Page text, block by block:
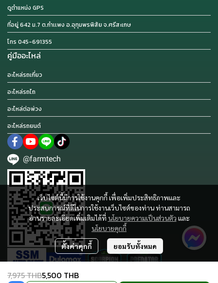
7,975 THB5,500 THB
เว็บไซต์นี้มีการใช้งานคุกกี้ เพื่อเพิ่มประสิทธิภาพและ
ประสบการณ์ที่ดีในการใช้งานเว็บไซต์ของท่าน ท่านสามารถ
อ่านรายละเอียดเพิ่มเติมได้ที่ นโยบายความเป็นส่วนตัว และ
นโยบายคุกกี้
ตั้งค่าคุกกี้ ยอมรับทั้งหมด
ดูตำแหน่ง GPS
ที่อยู่ 642 ม.7 ต.กำเเพง อ.อุทุมพรพิสัย จ.ศรีสะเกษ
โทร 045-691355
คู่มืออะไหล่
อะไหล่รถเกี่ยว
อะไหล่รถไถ
อะไหล่ต่อพ่วง
อะไหล่รถยนต์
@farmtech